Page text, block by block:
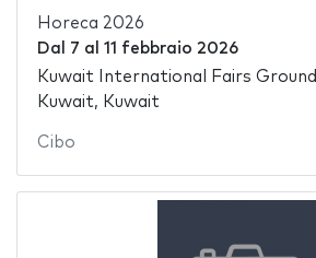
Horeca 2026
Dal 7 al 11 febbraio 2026
Kuwait International Fairs Ground
Kuwait, Kuwait
Cibo